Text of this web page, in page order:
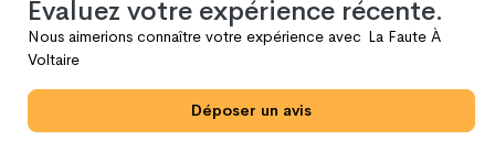
S
Évaluez votre expérience récente.
Nous aimerions connaître votre expérience avec La Faute À
Voltaire
Déposer un avis